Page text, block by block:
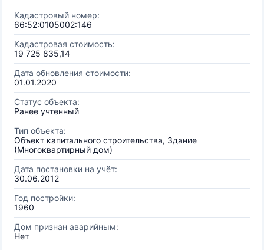
Кадастровый номер:
66:52:0105002:146
Кадастровая стоимость:
19 725 835,14
Дата обновления стоимости:
01.01.2020
Статус объекта:
Ранее учтенный
Тип объекта:
Объект капитального строительства, Здание
(Многоквартирный дом)
Дата постановки на учёт:
30.06.2012
Год постройки:
1960
Дом признан аварийным:
Нет